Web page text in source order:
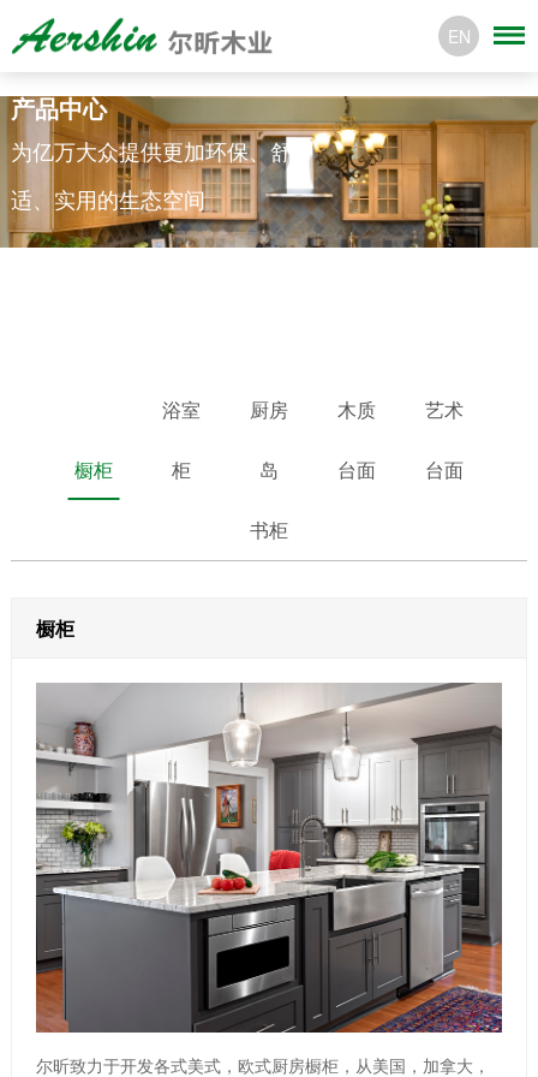
EN
产品中心
为亿万大众提供更加环保、舒
适、实用的生态空间
橱柜
浴室
柜
厨房
岛
木质
台面
艺术
台面
书柜
橱柜
尔昕致力于开发各式美式，欧式厨房橱柜，从美国，加拿大，